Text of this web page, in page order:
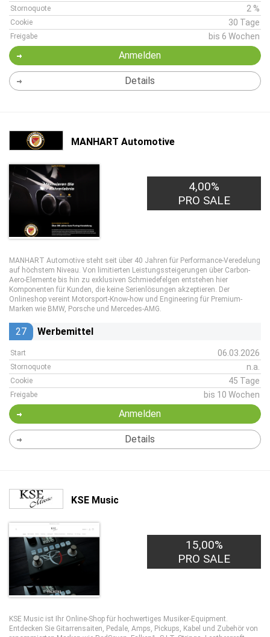
Stornoquote 2 %
Cookie 30 Tage
Freigabe bis 6 Wochen
Anmelden
Details
MANHART Automotive
4,00%
PRO SALE
MANHART Automotive steht seit über 40 Jahren für Performance-Veredelung
auf höchstem Niveau. Von limitierten Leistungssteigerungen über Carbon-
Aero-Elemente bis hin zu exklusiven Schmiedefelgen entstehen hier
Komponenten für Kunden, die keine Serienlösungen akzeptieren. Der
Onlineshop vereint Motorsport-Know-how und Engineering für Premium-
Marken wie BMW, Porsche und Mercedes-AMG.
27 Werbemittel
Start 06.03.2026
Stornoquote n.a.
Cookie 45 Tage
Freigabe bis 10 Wochen
Anmelden
Details
KSE Music
15,00%
PRO SALE
KSE Music ist Ihr Online-Shop für hochwertiges Musiker-Equipment.
Entdecken Sie Gitarrensaiten, Pedale, Amps, Pickups, Kabel und Zubehör von